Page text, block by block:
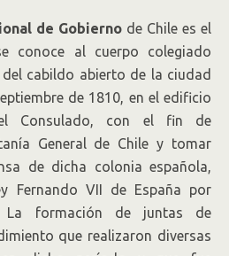
de Gobierno de Chile es el
conoce al cuerpo colegiado
cabildo abierto de la ciudad
de 1810, en el edificio
Consulado, con el fin de
General de Chile y tomar
de dicha colonia española,
Fernando VII de España por
La formación de juntas de
que realizaron diversas